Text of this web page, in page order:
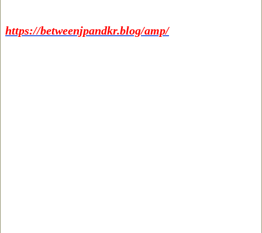
https://betweenjpandkr.blog/amp/